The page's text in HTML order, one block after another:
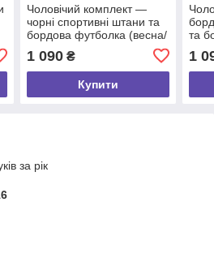
Чоловічий комплект —
чорні спортивні штани та
бордова футболка (весна/
1 090₴
Купити
та
1
за рік